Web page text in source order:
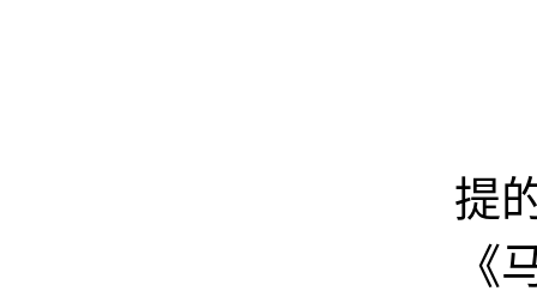
提
《